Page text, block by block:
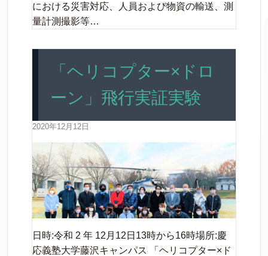
における災害対応、人員および物資の輸送、測
量計測撮影等…
「ヘリコプター×ドロ
ーン」飛行実証実験
2020年12月12日
日時:令和 2 年 12月12日13時から16時場所:慶
応義塾大学藤沢キャンパス 「ヘリコプター×ド